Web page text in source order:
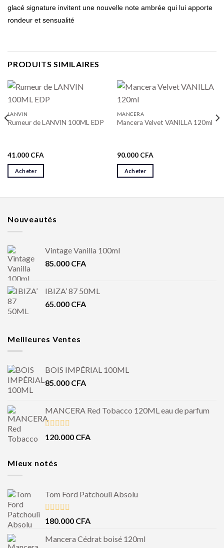
glacé signature invitent une nouvelle note ambrée qui lui apporte
rondeur et sensualité
PRODUITS SIMILAIRES
LANVIN
Rumeur de LANVIN 100ML EDP
41.000 CFA
Acheter
MANCERA
Mancera Velvet VANILLA 120ml
90.000 CFA
Acheter
Nouveautés
Vintage Vanilla 100ml
85.000 CFA
IBIZA’ 87 50ML
65.000 CFA
Meilleures Ventes
BOIS IMPÉRIAL 100ML
85.000 CFA
MANCERA Red Tobacco 120ML eau de parfum
Note4.50
120.000 CFA
Mieux notés
Tom Ford Patchouli Absolu
Note5.00
180.000 CFA
Mancera Cédrat boisé 120ml